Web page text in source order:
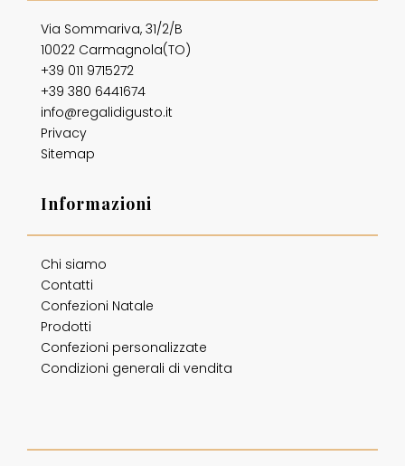
Via Sommariva, 31/2/B
10022 Carmagnola(TO)
+39 011 9715272
+39 380 6441674
info@regalidigusto.it
Privacy
Sitemap
Informazioni
Chi siamo
Contatti
Confezioni Natale
Prodotti
Confezioni personalizzate
Condizioni generali di vendita